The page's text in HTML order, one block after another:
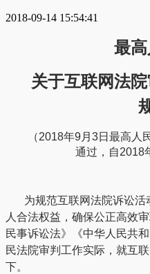
2018-09-14 15:54:41
最
关于互联网法
（2018年9月3日最高
通过，自2018
为规范互联网法院诉讼
人合法权益，确保公正高效
民事诉讼法》《中华人民共
民法院审判工作实际，就互
下。